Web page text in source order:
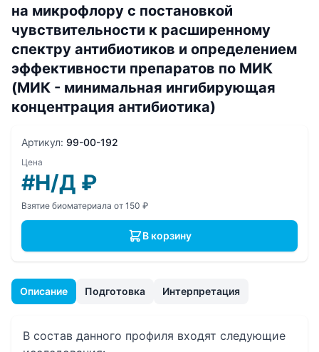
на микрофлору с постановкой
чувcтвительности к расширенному
спектру антибиотиков и определением
эффективности препаратов по МИК
(МИК - минимальная ингибирующая
концентрация антибиотика)
Описание Подготовка Интерпретация
В состав данного профиля входят следующие
Артикул: 99-00-192
Цена
#Н/Д ₽
Взятие биоматериала от 150 ₽
В корзину